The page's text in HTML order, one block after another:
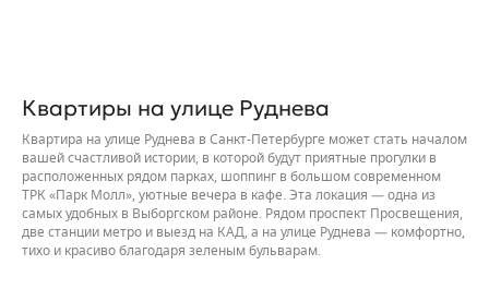
Квартиры на улице Руднева
Квартира на улице Руднева в Санкт-Петербурге может стать началом
вашей счастливой истории, в которой будут приятные прогулки в
расположенных рядом парках, шоппинг в большом современном
ТРК «Парк Молл», уютные вечера в кафе. Эта локация — одна из
самых удобных в Выборгском районе. Рядом проспект Просвещения,
две станции метро и выезд на КАД, а на улице Руднева — комфортно,
тихо и красиво благодаря зеленым бульварам.